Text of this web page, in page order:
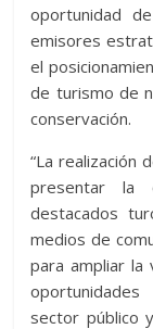
oportunidad
emisores
el
de turismo de
conservación.
“La realización
presentar la
destacados
medios de
para ampliar la
sector público